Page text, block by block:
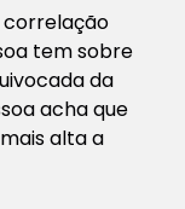
correlação
tem sobre
da
acha que
alta a